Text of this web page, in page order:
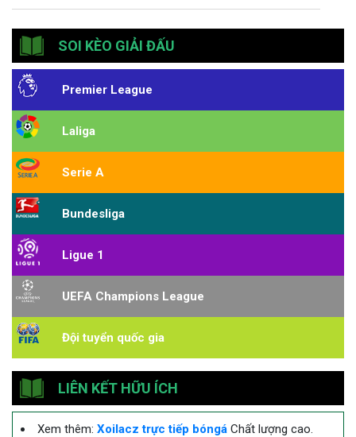
SOI KÈO GIẢI ĐẤU
Premier League
Laliga
Serie A
Bundesliga
Ligue 1
UEFA Champions League
Đội tuyển quốc gia
LIÊN KẾT HỮU ÍCH
Xem thêm: Xoilacz trực tiếp bóngá Chất lượng cao.